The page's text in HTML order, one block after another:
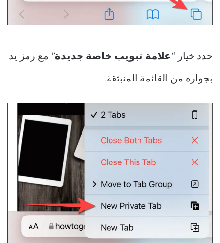
حدد خيار “ علامة تبويب خاصة جديدة” مع رمز يد
بجواره من القائمة المنبثقة.